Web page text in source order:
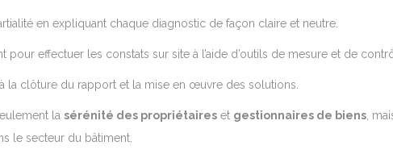
en expliquant chaque diagnostic de façon claire et neutre.
pour effectuer les constats sur site à l’aide d’outils de mesure et de
la clôture du rapport et la mise en œuvre des solutions.
la sérénité des propriétaires et gestionnaires de biens ,
le secteur du bâtiment.